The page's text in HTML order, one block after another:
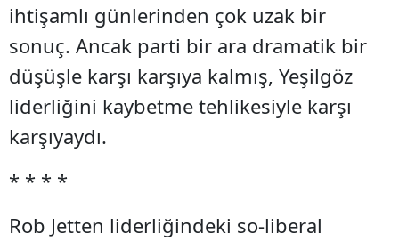
ihtişamlı günlerinden çok uzak bir
sonuç. Ancak parti bir ara dramatik bir
düşüşle karşı karşıya kalmış, Yeşilgöz
liderliğini kaybetme tehlikesiyle karşı
karşıyaydı.
* * * *
Rob Jetten liderliğindeki so-liberal